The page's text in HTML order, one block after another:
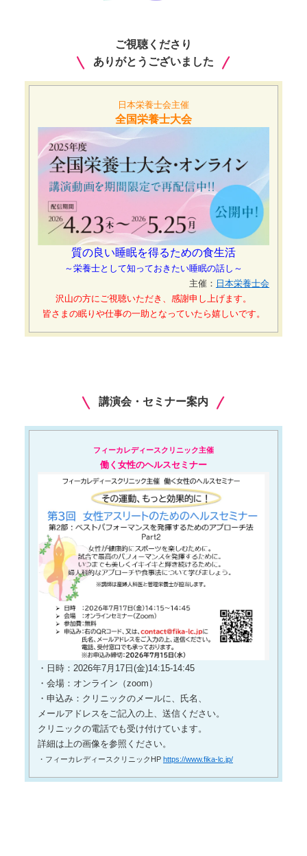
ご視聴くださり
ありがとうございました
日本栄養士会主催
全国栄養士大会
質の良い睡眠を得るための食生活
～栄養士として知っておきたい睡眠の話し～
主催： 日本栄養士会
沢山の方にご視聴いただき、感謝申し上げます。
皆さまの眠りや仕事の一助となっていたら嬉しいです。
講演会・セミナー案内
フィーカレディースクリニック主催
働く女性のヘルスセミナー
・日時：2026年7月17日(金)14:15-14:45
・会場：オンライン（zoom）
・申込み：クリニックのメールに、氏名、
メールアドレスをご記入の上、送信ください。
クリニックの電話でも受け付けています。
詳細は上の画像を参照ください。
・フィーカレディースクリニックHP https://www.fika-lc.jp/